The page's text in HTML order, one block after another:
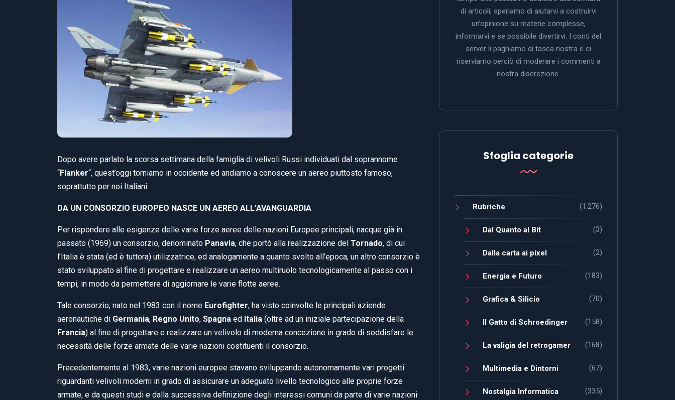
Dopo avere parlato la scorsa settimana della famiglia di velivoli Russi individuati dal soprannome
“Flanker“, quest’oggi torniamo in occidente ed andiamo a conoscere un aereo piuttosto famoso,
soprattutto per noi Italiani.
DA UN CONSORZIO EUROPEO NASCE UN AEREO ALL’AVANGUARDIA
Per rispondere alle esigenze delle varie forze aeree delle nazioni Europee principali, nacque già in
passato (1969) un consorzio, denominato Panavia, che portò alla realizzazione del Tornado, di cui
l’Italia è stata (ed è tuttora) utilizzatrice, ed analogamente a quanto svolto all’epoca, un altro consorzio è
stato sviluppato al fine di progettare e realizzare un aereo multiruolo tecnologicamente al passo con i
tempi, in modo da permettere di aggiornare le varie flotte aeree.
Tale consorzio, nato nel 1983 con il nome Eurofighter, ha visto coinvolte le principali aziende
aeronautiche di Germania, Regno Unito, Spagna ed Italia (oltre ad un iniziale partecipazione della
Francia) al fine di progettare e realizzare un velivolo di moderna concezione in grado di soddisfare le
necessità delle forze armate delle varie nazioni costituenti il consorzio.
Precedentemente al 1983, varie nazioni europee stavano sviluppando autonomamente vari progetti
riguardanti velivoli moderni in grado di assicurare un adeguato livello tecnologico alle proprie forze
armate, e da questi studi e dalla successiva definizione degli interessi comuni da parte di varie nazioni
di articoli, speriamo di aiutarvi a costruirvi
un’opinione su materie complesse,
informarvi e se possibile divertirvi. I conti del
server li paghiamo di tasca nostra e ci
riserviamo perciò di moderare i commenti a
nostra discrezione.
Sfoglia categorie
Rubriche (1.276)
Dal Quanto al Bit (3)
Dalla carta ai pixel (2)
Energia e Futuro (183)
Grafica & Silicio (70)
Il Gatto di Schroedinger (158)
La valigia del retrogamer (168)
Multimedia e Dintorni (67)
Nostalgia Informatica (335)